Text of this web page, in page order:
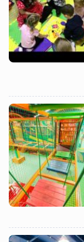
Назад
Назад